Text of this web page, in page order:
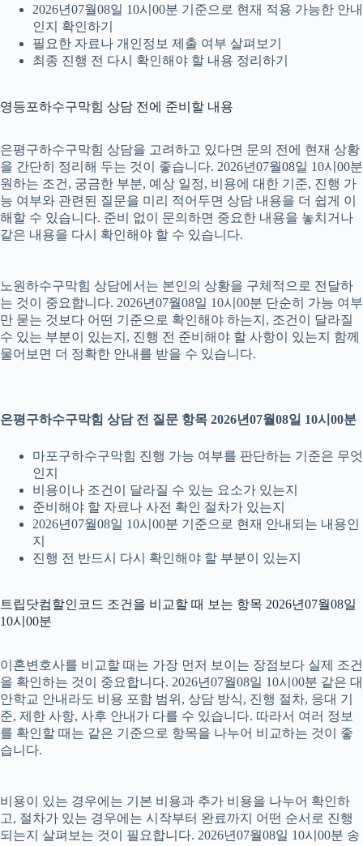
2026년07월08일 10시00분 기준으로 현재 적용 가능한 안내
인지 확인하기
필요한 자료나 개인정보 제출 여부 살펴보기
최종 진행 전 다시 확인해야 할 내용 정리하기
영등포하수구막힘 상담 전에 준비할 내용
은평구하수구막힘 상담을 고려하고 있다면 문의 전에 현재 상황
을 간단히 정리해 두는 것이 좋습니다. 2026년07월08일 10시00분
원하는 조건, 궁금한 부분, 예상 일정, 비용에 대한 기준, 진행 가
능 여부와 관련된 질문을 미리 적어두면 상담 내용을 더 쉽게 이
해할 수 있습니다. 준비 없이 문의하면 중요한 내용을 놓치거나
같은 내용을 다시 확인해야 할 수 있습니다.
노원하수구막힘 상담에서는 본인의 상황을 구체적으로 전달하
는 것이 중요합니다. 2026년07월08일 10시00분 단순히 가능 여부
만 묻는 것보다 어떤 기준으로 확인해야 하는지, 조건이 달라질
수 있는 부분이 있는지, 진행 전 준비해야 할 사항이 있는지 함께
물어보면 더 정확한 안내를 받을 수 있습니다.
은평구하수구막힘 상담 전 질문 항목 2026년07월08일 10시00분
마포구하수구막힘 진행 가능 여부를 판단하는 기준은 무엇
인지
비용이나 조건이 달라질 수 있는 요소가 있는지
준비해야 할 자료나 사전 확인 절차가 있는지
2026년07월08일 10시00분 기준으로 현재 안내되는 내용인
지
진행 전 반드시 다시 확인해야 할 부분이 있는지
트립닷컴할인코드 조건을 비교할 때 보는 항목 2026년07월08일
10시00분
이혼변호사를 비교할 때는 가장 먼저 보이는 장점보다 실제 조건
을 확인하는 것이 중요합니다. 2026년07월08일 10시00분 같은 대
안학교 안내라도 비용 포함 범위, 상담 방식, 진행 절차, 응대 기
준, 제한 사항, 사후 안내가 다를 수 있습니다. 따라서 여러 정보
를 확인할 때는 같은 기준으로 항목을 나누어 비교하는 것이 좋
습니다.
비용이 있는 경우에는 기본 비용과 추가 비용을 나누어 확인하
고, 절차가 있는 경우에는 시작부터 완료까지 어떤 순서로 진행
되는지 살펴보는 것이 필요합니다. 2026년07월08일 10시00분 송